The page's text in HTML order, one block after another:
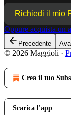
Richiedi il mio
Oppure acquista un
Precedente
© 2026 Maggioli ·
Crea il tuo
Scarica l'app